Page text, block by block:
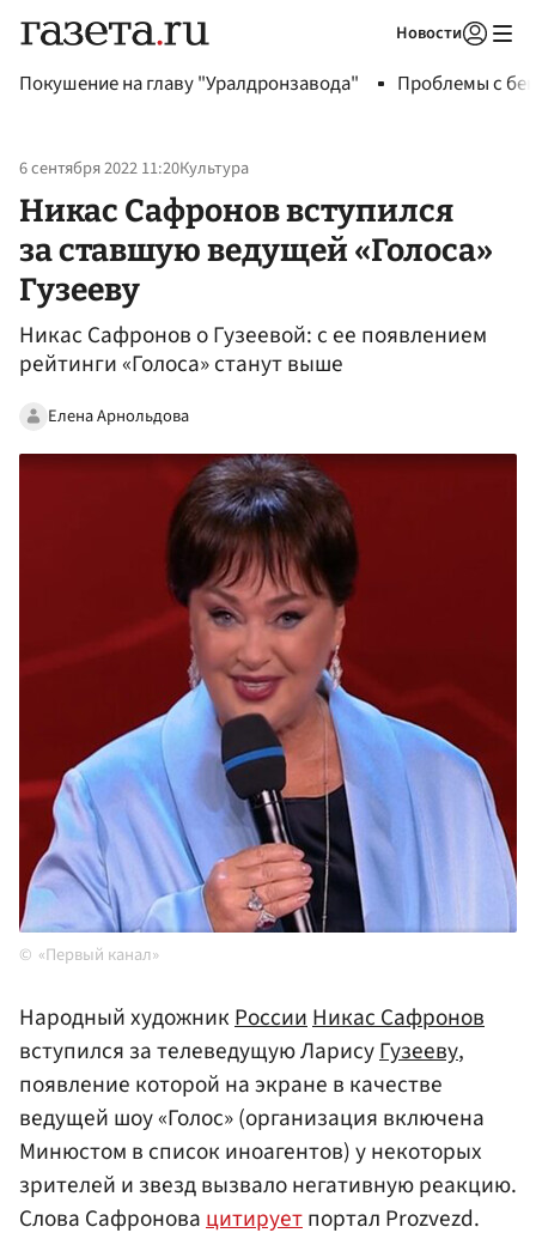
Новости
Покушение на главу "Уралдронзавода" Проблемы с
6 сентября 2022 11:20Культура
Никас Сафронов вступился
за ставшую ведущей «Голоса»
Гузееву
Никас Сафронов о Гузеевой: с ее появлением
рейтинги «Голоса» станут выше
Елена Арнольдова
«Первый канал»
Народный художникРоссииНикас Сафронов
вступился за телеведущую ЛарисуГузееву,
появление которой на экране в качестве
ведущей шоу «Голос» (организация включена
Минюстом в список иноагентов) у некоторых
зрителей и звезд вызвало негативную реакцию.
Слова Сафроновацитируетпортал Prozvezd.